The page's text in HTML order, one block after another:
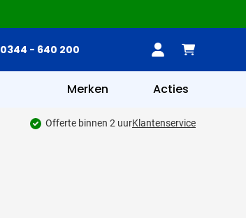
0344 - 640 200
Merken Acties
Offerte binnen 2 uurKlantenservice